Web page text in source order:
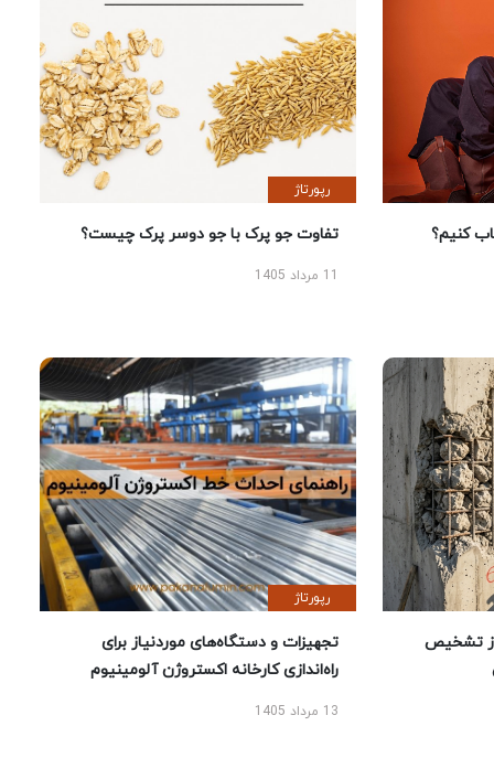
کنیم؟
رپورتاژ
تفاوت جو پرک با جو دوسر پرک چیست؟
تشخیص
رپورتاژ
تجهیزات و دستگاه‌های موردنیاز برای
راه‌اندازی کارخانه اکستروژن آلومینیوم
13 مرداد 1405